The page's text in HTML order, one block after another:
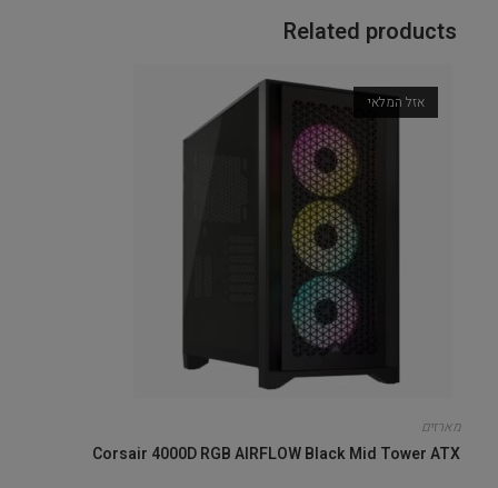
Related products
אזל המלאי
מארזים
Corsair 4000D RGB AIRFLOW Black Mid Tower ATX